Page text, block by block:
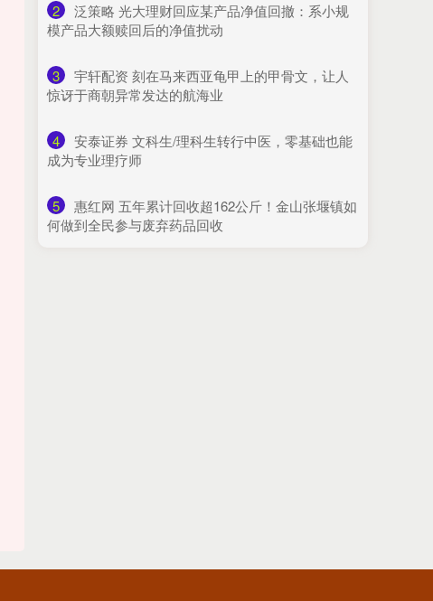
2
​泛策略 光大理财回应某产品净值回撤：系小规
模产品大额赎回后的净值扰动
3
​宇轩配资 刻在马来西亚龟甲上的甲骨文，让人
惊讶于商朝异常发达的航海业
4
​安泰证券 文科生/理科生转行中医，零基础也能
成为专业理疗师
5
​惠红网 五年累计回收超162公斤！金山张堰镇如
何做到全民参与废弃药品回收